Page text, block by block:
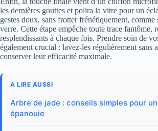
les dernières gouttes et polira la vitre pour un
gestes doux, sans frotter frénétiquement, comme
verre. Cette étape empêche toute trace fantôme,
resplendissants à chaque fois. Prendre soin de
également crucial : lavez-les régulièrement sans
conserver leur efficacité maximale.
A LIRE AUSSI
Arbre de jade : conseils simples pour
épanouie